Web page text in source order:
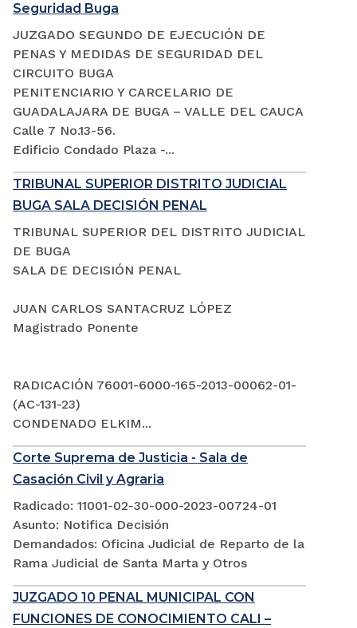
Seguridad Buga
JUZGADO SEGUNDO DE EJECUCIÓN DE
PENAS Y MEDIDAS DE SEGURIDAD DEL
CIRCUITO BUGA
PENITENCIARIO Y CARCELARIO DE
GUADALAJARA DE BUGA – VALLE DEL CAUCA
Calle 7 No.13-56.
Edificio Condado Plaza -...
TRIBUNAL SUPERIOR DISTRITO JUDICIAL
BUGA SALA DECISIÓN PENAL
TRIBUNAL SUPERIOR DEL DISTRITO JUDICIAL
DE BUGA
SALA DE DECISIÓN PENAL
JUAN CARLOS SANTACRUZ LÓPEZ
Magistrado Ponente
RADICACIÓN 76001-6000-165-2013-00062-01-
(AC-131-23)
CONDENADO ELKIM...
Corte Suprema de Justicia - Sala de
Casación Civil y Agraria
Radicado: 11001-02-30-000-2023-00724-01
Asunto: Notifica Decisión
Demandados: Oficina Judicial de Reparto de la
Rama Judicial de Santa Marta y Otros
JUZGADO 10 PENAL MUNICIPAL CON
FUNCIONES DE CONOCIMIENTO CALI –